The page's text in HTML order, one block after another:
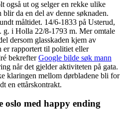
også ut og selger en rekke ulike
da en del av denne søknaden.
måltidet. 14/6-1833 på Usterud,
g. i Holla 22/8-1793 m. Mer omtale
dersom glasskaden kjem av
er rapportert til politiet eller
bekrefterGoogle bilde søk mann
når det gjelder aktiviteten på gata.
klaringen mellom dørbladene bli for
en ettårskontrakt.
oslo med happy ending